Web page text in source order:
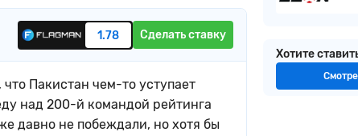
1.78 Сделать ставку
Пакистан чем-то уступает
над 200-й командой рейтинга
давно не побеждали, но хотя бы
Хотите